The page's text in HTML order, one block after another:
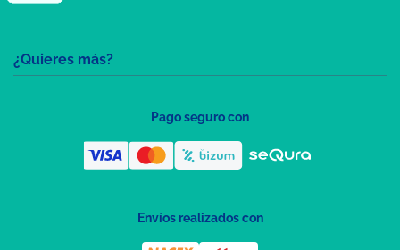
¿Quieres más?
Pago seguro con
Envíos realizados con